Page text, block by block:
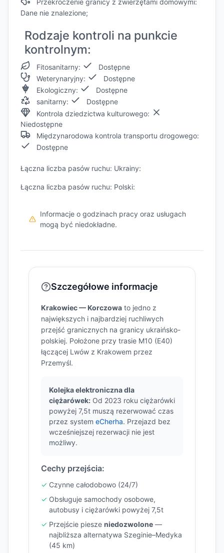
Przekroczenie granicy z zwierzętami domowymi:
Dane nie znalezione;
Rodzaje kontroli na punkcie
kontrolnym:
Fitosanitarny:
Dostępne
Weterynaryjny:
Dostępne
Ekologiczny:
Dostępne
sanitarny:
Dostępne
Kontrola dziedzictwa kulturowego:
Niedostępne
Międzynarodowa kontrola transportu drogowego:
Dostępne
Łączna liczba pasów ruchu: Ukrainy:
Łączna liczba pasów ruchu: Polski:
Informacje o godzinach pracy oraz usługach
mogą być niedokładne.
Szczegółowe informacje
Krakowiec — Korczowa to jedno z
największych i najbardziej ruchliwych
przejść granicznych na granicy ukraińsko-
polskiej. Położone przy trasie M10 (E40)
łączącej Lwów z Krakowem przez
Przemyśl.
Kolejka elektroniczna dla
ciężarówek: Od 2023 roku ciężarówki
powyżej 7,5t muszą rezerwować czas
przez system eCherha. Przejazd bez
wcześniejszej rezerwacji nie jest
możliwy.
Cechy przejścia:
Czynne całodobowo (24/7)
Obsługuje samochody osobowe,
autobusy i ciężarówki powyżej 7,5t
Przejście piesze niedozwolone —
najbliższa alternatywa Szeginie–Medyka
(45 km)